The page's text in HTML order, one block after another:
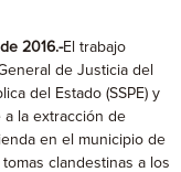
2016.-El trabajo
de Justicia del
del Estado (SSPE) y
a la extracción de
en el municipio de
clandestinas a los